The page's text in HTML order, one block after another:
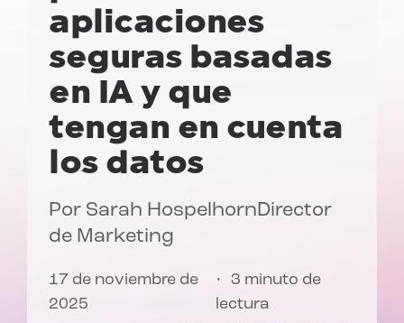
aplicaciones
seguras basadas
en IA y que
tengan en cuenta
los datos
Por Sarah HospelhornDirector
de Marketing
17 de noviembre de
2025
3 minuto de
lectura